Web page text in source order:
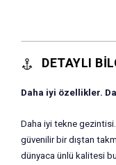
DETAYLI
Daha iyi özellikler.
Daha iyi tekne gezintisi.
güvenilir bir dıştan
dünyaca ünlü kalitesi